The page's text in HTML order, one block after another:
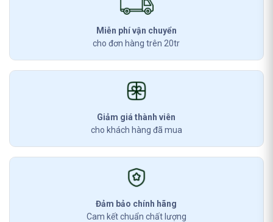
Miễn phí vận chuyển
cho đơn hàng trên 20tr
Giảm giá thành viên
cho khách hàng đã mua
Đảm bảo chính hãng
Cam kết chuẩn chất lượng